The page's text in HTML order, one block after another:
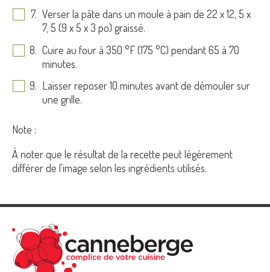
Verser la pâte dans un moule à pain de 22 x 12, 5 x
7, 5 (9 x 5 x 3 po) graissé.
Cuire au four à 350 °F (175 °C) pendant 65 à 70
minutes.
Laisser reposer 10 minutes avant de démouler sur
une grille.
Note :
À noter que le résultat de la recette peut légèrement
différer de l'image selon les ingrédients utilisés.